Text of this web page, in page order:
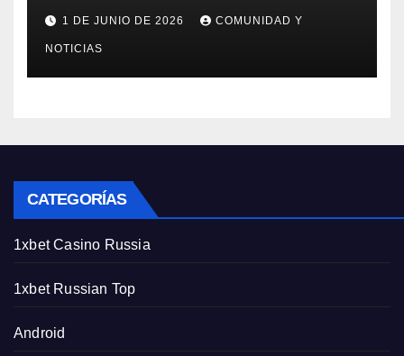
1 DE JUNIO DE 2026 COMUNIDAD Y
NOTICIAS
CATEGORÍAS
1xbet Casino Russia
1xbet Russian Top
Android